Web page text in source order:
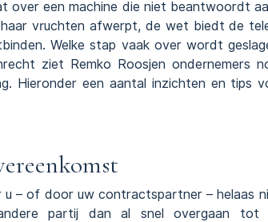
over een machine die niet beantwoordt
vruchten afwerpt, de wet biedt de
Welke stap vaak over wordt
ziet Remko Roosjen ondernemers
Hieronder een aantal inzichten en tips
– of door uw contractspartner – helaas
partij dan al snel overgaan tot